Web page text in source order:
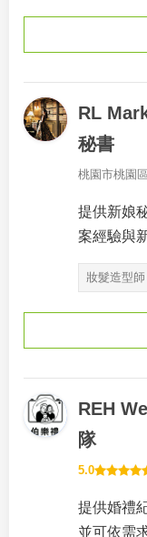
RL
秘書
桃園市桃園區
提供新娘
案經驗與
妝髮造型師
REH
隊
5.0
提供婚禮
並可依需